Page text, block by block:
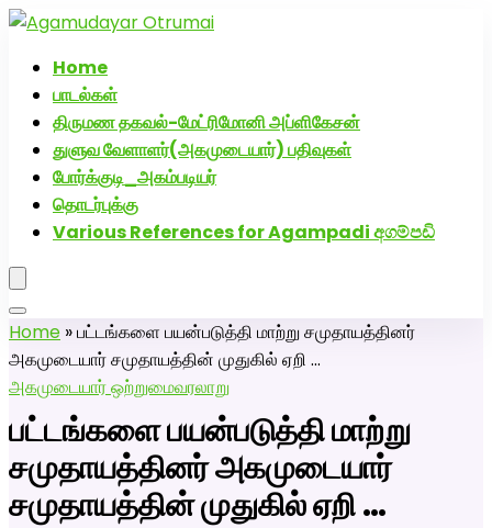
Home
பாடல்கள்
திருமண தகவல்-மேட்ரிமோனி அப்ளிகேசன்
துளுவ வேளாளர்(அகமுடையார்) பதிவுகள்
போர்க்குடி_அகம்படியர்
தொடர்புக்கு
Various References for Agampadi අගම්පඩි
Home »பட்டங்களை பயன்படுத்தி மாற்று சமுதாயத்தினர்
அகமுடையார் சமுதாயத்தின் முதுகில் ஏறி …
அகமுடையார் ஒற்றுமைவரலாறு
பட்டங்களை பயன்படுத்தி மாற்று
சமுதாயத்தினர் அகமுடையார்
சமுதாயத்தின் முதுகில் ஏறி …
அகமுடையார் திருமண வரன்களுக்கு அகமுடையார்மேட்ரி-